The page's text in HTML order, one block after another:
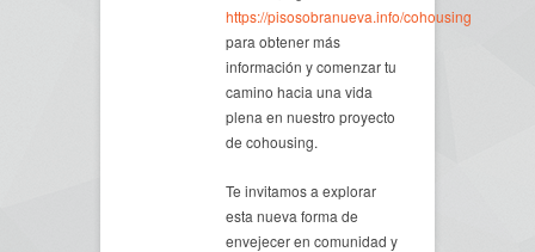
https://pisosobranueva.info/cohousing
para obtener más
información y comenzar tu
camino hacia una vida
plena en nuestro proyecto
de cohousing.
Te invitamos a explorar
esta nueva forma de
envejecer en comunidad y